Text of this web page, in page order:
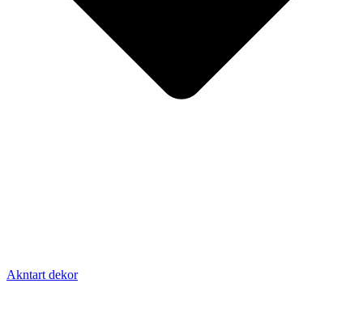
Akntart dekor